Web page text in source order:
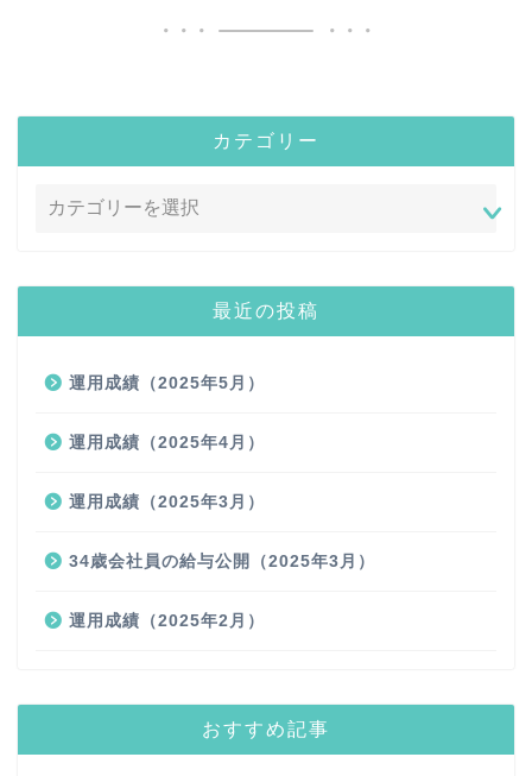
カテゴリー
最近の投稿
運用成績（2025年5月）
運用成績（2025年4月）
運用成績（2025年3月）
34歳会社員の給与公開（2025年3月）
運用成績（2025年2月）
おすすめ記事